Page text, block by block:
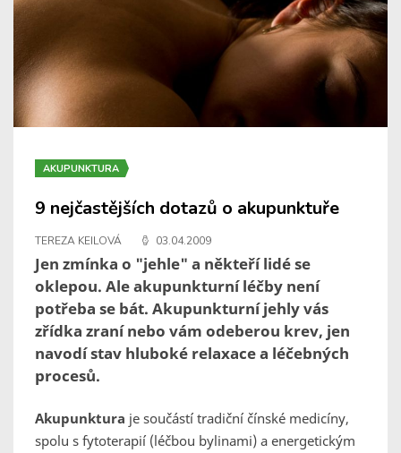
AKUPUNKTURA
9 nejčastějších dotazů o akupunktuře
TEREZA KEILOVÁ 03.04.2009
Jen zmínka o "jehle" a někteří lidé se
oklepou. Ale akupunkturní léčby není
potřeba se bát. Akupunkturní jehly vás
zřídka zraní nebo vám odeberou krev, jen
navodí stav hluboké relaxace a léčebných
procesů.
Akupunktura je součástí tradiční čínské medicíny,
spolu s fytoterapií (léčbou bylinami) a energetickým